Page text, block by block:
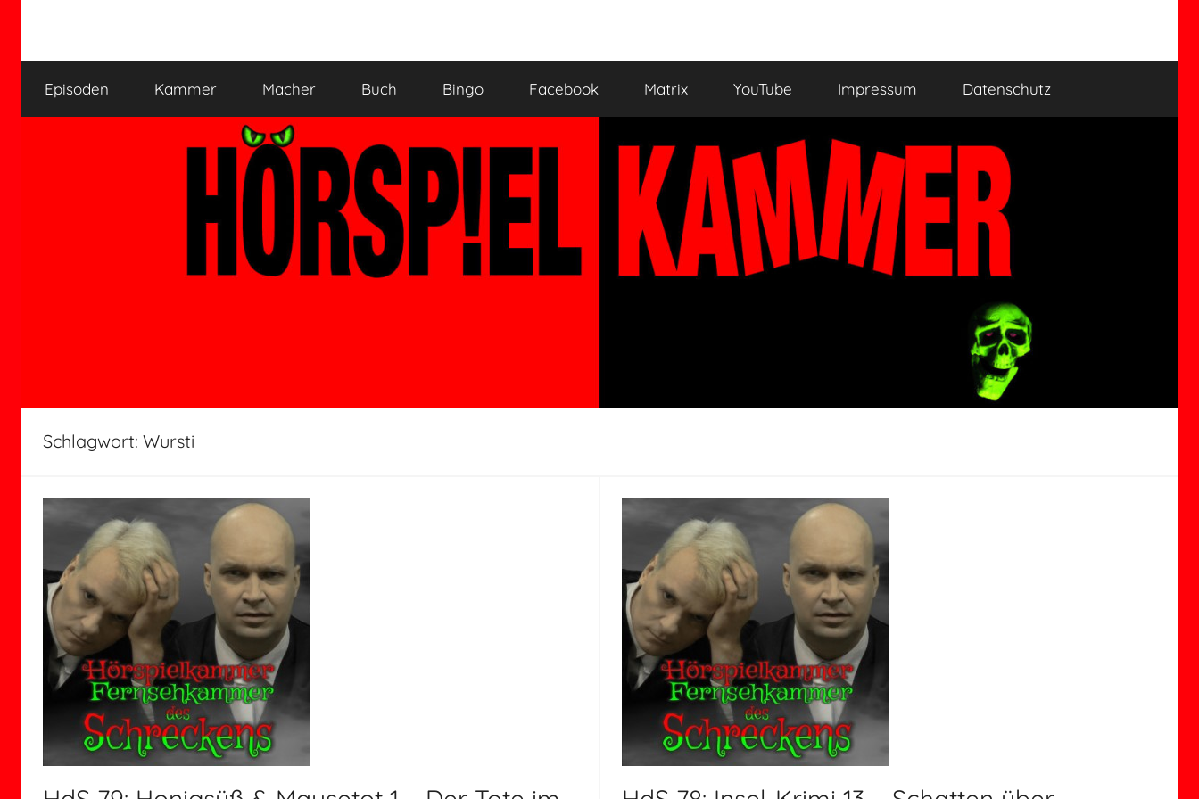
springen
HÖRSPIELKAMMER
verjährt
nicht!
Episoden Kammer Macher Buch Bingo Facebook Matrix YouTube Impressum Datenschutz
Schlagwort: Wursti